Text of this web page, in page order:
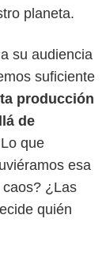
planeta.
su audiencia
suficiente
producción
de
Lo que
esa
¿Las
quién